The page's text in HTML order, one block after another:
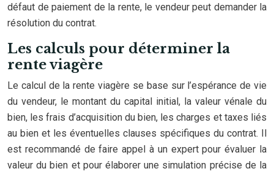
défaut de paiement de la rente, le vendeur peut demander la
résolution du contrat.
Les calculs pour déterminer la
rente viagère
Le calcul de la rente viagère se base sur l’espérance de vie
du vendeur, le montant du capital initial, la valeur vénale du
bien, les frais d’acquisition du bien, les charges et taxes liés
au bien et les éventuelles clauses spécifiques du contrat. Il
est recommandé de faire appel à un expert pour évaluer la
valeur du bien et pour élaborer une simulation précise de la